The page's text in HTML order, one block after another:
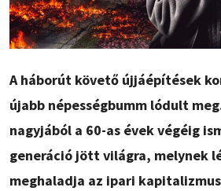
A háborút követő újjáépítések
újabb népességbumm lódult
nagyjából a 60-as évek végéig
generáció jött világra, melynek
meghaladja az ipari